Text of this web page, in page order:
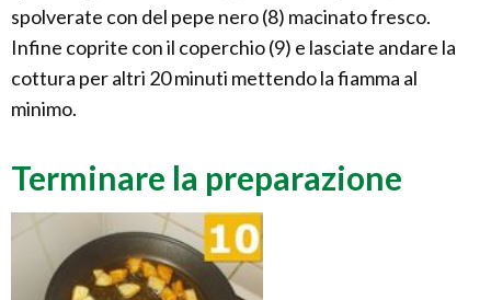
spolverate con del pepe nero (8) macinato fresco.
Infine coprite con il coperchio (9) e lasciate andare la
cottura per altri 20 minuti mettendo la fiamma al
minimo.
Terminare la preparazione